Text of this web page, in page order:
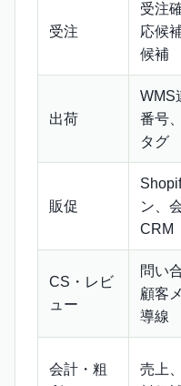
受注
受注
応候
候補
出荷
WMS
番号
タグ
販促
ン、
CRM
CS・レビ
ュー
問い
顧客
導線
会計・粗
売上